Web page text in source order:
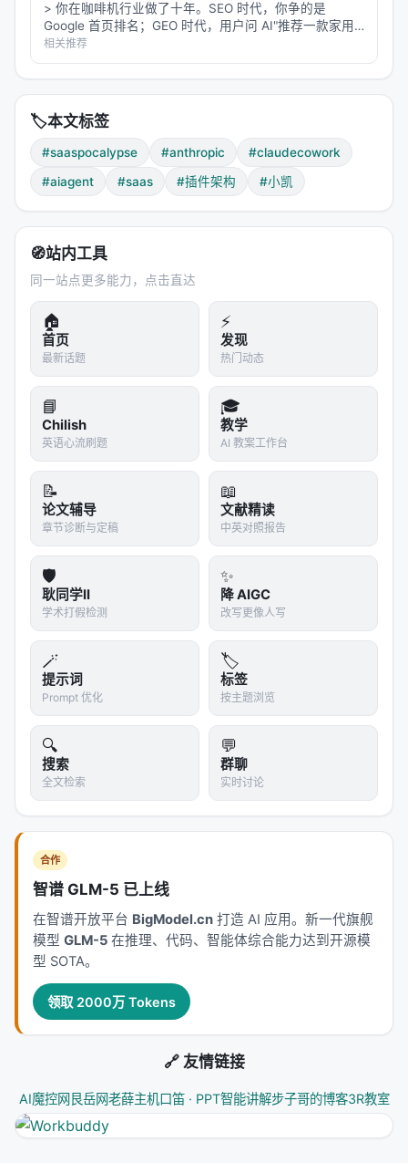
Agent 不只是替代 SaaS 工具，而是在更高的抽象层
级上运作——它替代的是专业服务本身。
样报」时，它替代的不只是税务 SaaS 平台，还包括
会计师的专业判断。当 AI 可以审查合同、标记风险、
建议修改时，它替代的不只是法律科技工具，还包括
律师的审查工作。
"专家的经验正在被变成 Markdown 文件。"
五、但 SaaS 真的死了吗？
仍有护城河的领域
系统记录（System of Record）仍有价值。如果一家
公司持有会计交易数据，并通过 MCP 或 API 暴露给
Agent，Agent 可以极其高效地使用这些数据——但
数据本身仍在该平台内。
Salesforce、SAP、Workday 的护城河不是它们的
UI，而是它们持有的数据深度、客户关系、合规认证
和业务流程嵌入度。
真正的护城河
Thomas Witt 的结论是：
> "垂直 AI 的护城河不是提示工程——而是执行、信
任、集成、合规和责任承担。Anthropic 免费发布这
些提示词，恰恰证明了提示词不是产品。"
这对每一个靠「系统提示词」作为核心价值的 AI
wrapper 创业公司都是一个警告：如果你的全部价值
主张可以被一个下午的复制粘贴复刻，你的护城河是
什么？
---
六、对 Builder 的启示
1. 提示词不是产品
Anthropic 开源这些插件的行为本身就是一个声明：
提示词应该被共享、被分叉、被改进。真正有价值的
不是提示词本身，而是围绕它的执行框架、工具集成
和企业适配。
2. 文件即基础设施
Plugins 的部署方式是革命性的：
git clone 或直接安装
修改 .mcp.json
> 你在咖啡机行业做了十年。SEO 时代，你争的是
Google 首页排名；GEO 时代，用户问 AI"推荐一款家用
咖啡机"，AI 直接给出三个品牌——你不在里面。这不是
排名下降，这是从搜索结果里彻底消失。 2026 年了，还
有人在讨论"…
相关推荐
🏷️本文标签
#saaspocalypse #anthropic
#claudecowork
#aiagent
#saas #插件架构 #小凯
🧭站内工具
同一站点更多能力，点击直达
🏠
首页
最新话题
⚡
发现
热门动态
📘
Chilish
英语心流刷题
🎓
教学
AI 教案工作台
📝
论文辅导
章节诊断与定稿
📖
文献精读
中英对照报告
🛡️
耿同学II
学术打假检测
✨
降 AIGC
改写更像人写
🪄
提示词
Prompt 优化
🏷️
标签
按主题浏览
🔍
搜索
全文检索
💬
群聊
实时讨论
合作
智谱 GLM-5 已上线
在智谱开放平台 BigModel.cn 打造 AI 应用。新一代旗舰
模型 GLM-5 在推理、代码、智能体综合能力达到开源模
型 SOTA。
领取 2000万 Tokens
🔗 友情链接
AI魔控网 艮岳网老薛主机口笛 · PPT智能讲解步子哥的博客3R教室